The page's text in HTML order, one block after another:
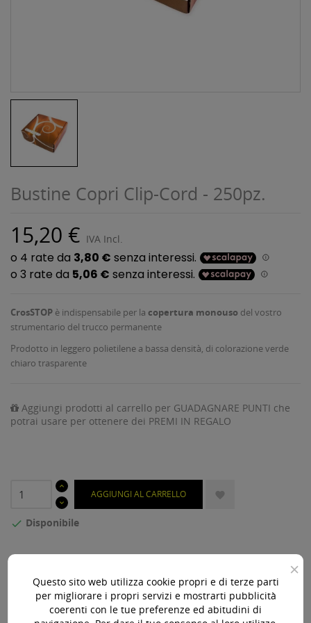
Bustine Copri Clip-Cord - 250pz.
15,20 € IVA Incl.
CrosSTOP è indispensabile per la copertura monouso del vostro
strumentario del trucco permanente
Prodotto in leggero polietilene a bassa densità, di colorazione verde
chiaro trasparente
Aggiungi prodotti al carrello per GUADAGNARE PUNTI che
potrai usare per ottenere dei PREMI IN REGALO
AGGIUNGI AL CARRELLO 
 Disponibile
×
Questo sito web utilizza cookie propri e di terze parti
per migliorare i propri servizi e mostrarti pubblicità
coerenti con le tue preferenze ed abitudini di